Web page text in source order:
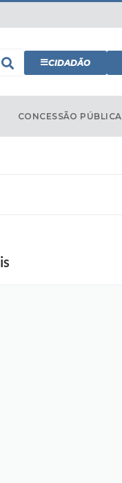
CIDADÃO
CONCESSÃO PÚBLICA